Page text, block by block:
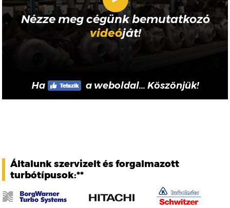
Nézze meg cégünk bemutatkozó
videóját!
Ha a weboldal... Köszönjük!
Általunk szervizelt és forgalmazott
turbótípusok:**